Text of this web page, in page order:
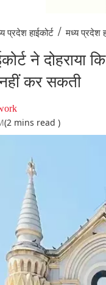
प्रदेश हाईकोर्ट / मध्य प्रदेश
ने
कर सकती
(2 mins read )